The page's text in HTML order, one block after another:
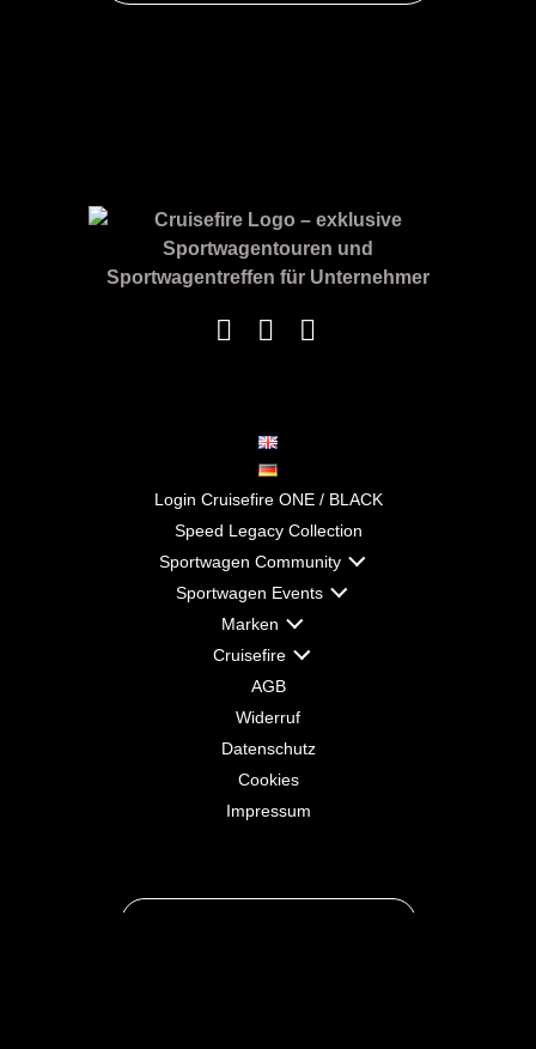
Login Cruisefire ONE / BLACK
Speed Legacy Collection
Sportwagen Community
Sportwagen Events
Marken
Cruisefire
AGB
Widerruf
Datenschutz
Cookies
Impressum